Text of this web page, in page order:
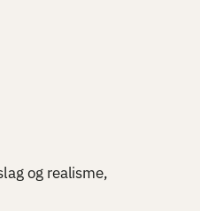
og realisme,